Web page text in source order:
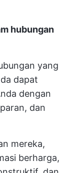
hubungan
yang
dapat
dengan
dan
mereka,
berharga,